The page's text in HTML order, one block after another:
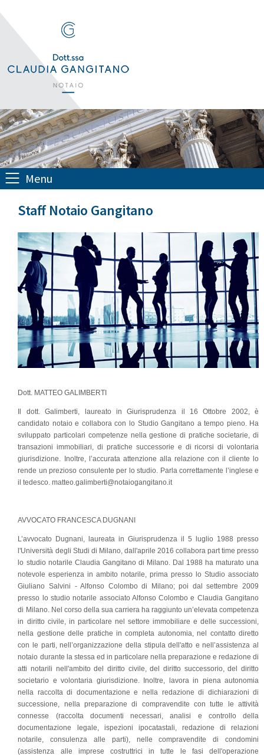
Menu
Staff Notaio Gangitano
Dott. MATTEO GALIMBERTI
Il dott. Galimberti, laureato in Giurisprudenza il 16 Ottobre 2002, è
candidato notaio e collabora con lo Studio Gangitano a tempo pieno. Ha
sviluppato particolari competenze nella gestione di pratiche societarie, di
transazioni immobiliari, di pratiche successorie e di ricorsi di volontaria
giurisdizione. Inoltre, l’accurata attenzione alla relazione con il cliente lo
rende un prezioso consulente per lo studio. Parla correttamente l’inglese e
il tedesco. matteo.galimberti@notaiogangitano.it
AVVOCATO FRANCESCA DUGNANI
L’avvocato Dugnani, laureata in Giurisprudenza il 5 luglio 1988 presso
l'Università degli Studi di Milano, dall'aprile 2016 collabora part time presso
lo studio notarile Claudia Gangitano di Milano. Dal 1988 ha maturato una
notevole esperienza in ambito notarile, prima presso lo Studio associato
Giuliano Salvini - Alfonso Colombo di Milano; poi dal settembre 2009
presso lo studio notarile associato Alfonso Colombo e Claudia Gangitano
di Milano. Nel corso della sua carriera ha raggiunto un’elevata competenza
in diritto civile, in particolare nel settore immobiliare e delle successioni,
nella gestione delle pratiche in completa autonomia, nel contatto diretto
con le parti, nell’organizzazione della stipula dell'atto e nell’assistenza al
notaio durante la stessa ed in particolare nella preparazione e redazione di
atti notarili nell'ambito del diritto civile, del diritto successorio, del diritto
societario e volontaria giurisdizione. Inoltre, lavora in piena autonomia
nella raccolta di documentazione e nella redazione di dichiarazioni di
successione, nella preparazione di compravendite con tutte le attività
connesse (raccolta documenti necessari, analisi e controllo della
documentazione legale, ispezioni ipocatastali, redazione di relazioni
notarile, consulenza alle parti), nelle compravendite di condomini
(assistenza alle imprese costruttrici in tutte le fasi dell'operazione